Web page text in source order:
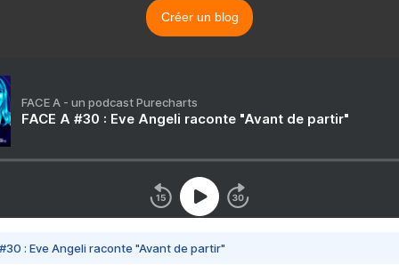
Créer un blog
FACE A - un podcast Purecharts
FACE A #30 : Eve Angeli raconte "Avant de partir"
#30 : Eve Angeli raconte "Avant de partir"